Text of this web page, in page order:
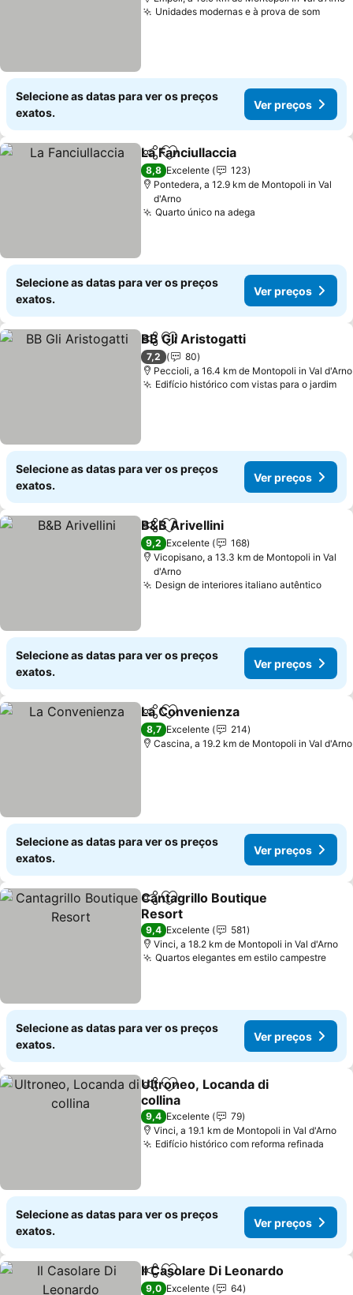
Unidades modernas e à prova de somVer
Selecione as datas para ver os preços
exatos.
Ver preços
PartilharAdicionar aos favoritos
La Fanciullaccia
8,8 Excelente
123
Pontedera, a 12.9 km de Montopoli in Val
d'Arno
Quarto único na adega
Selecione as datas para ver os preços
exatos.
Ver preços
PartilharAdicionar aos favoritos
BB Gli Aristogatti
7,2
80
Peccioli, a 16.4 km de Montopoli in Val d'Arno
Edifício histórico com vistas para o jardim
Selecione as datas para ver os preços
exatos.
Ver preços
PartilharAdicionar aos favoritos
B&B Arivellini
9,2 Excelente
168
Vicopisano, a 13.3 km de Montopoli in Val
d'Arno
Design de interiores italiano autênticoVer
Selecione as datas para ver os preços
exatos.
Ver preços
PartilharAdicionar aos favoritos
La Convenienza
8,7 Excelente
214
Cascina, a 19.2 km de Montopoli in Val d'Arno
Selecione as datas para ver os preços
exatos.
Ver preços
PartilharAdicionar aos favoritos
Cantagrillo Boutique
Resort
Ver preços
9,4 Excelente
581
Vinci, a 18.2 km de Montopoli in Val d'Arno
Quartos elegantes em estilo campestreVer
Selecione as datas para ver os preços
exatos.
Ver preços
PartilharAdicionar aos favoritos
Ultroneo, Locanda di
collina
Ver preços
9,4 Excelente
79
Vinci, a 19.1 km de Montopoli in Val d'Arno
Edifício histórico com reforma refinada
Selecione as datas para ver os preços
exatos.
Ver preços
PartilharAdicionar aos favoritos
Il Casolare Di Leonardo
9,0 Excelente
64